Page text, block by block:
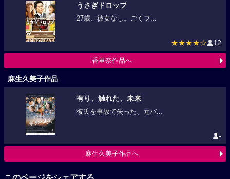
うさぎドロップ
27歳、彼女なし。ごくフ...
★★★★☆ 12
香里奈作品へ
麻生久美子作品
有り、触れた、未来
彼氏を事故で失った、元バ...
-
麻生久美子作品へ